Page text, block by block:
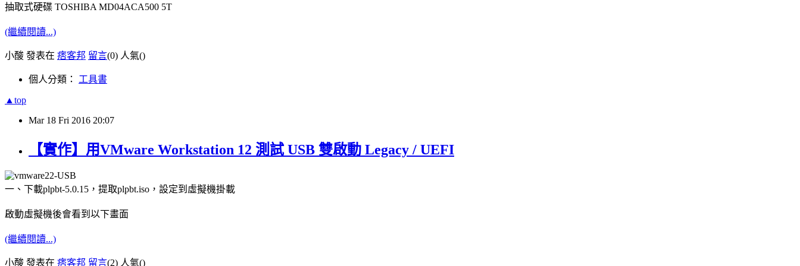
抽取式硬碟 TOSHIBA MD04ACA500 5T
(繼續閱讀...)
小酸 發表在 痞客邦 留言(0) 人氣()
個人分類： 工具書
▲top
Mar 18 Fri 2016 20:07
【實作】用VMware Workstation 12 測試 USB 雙啟動 Legacy / UEFI
一、下載plpbt-5.0.15，提取plpbt.iso，設定到虛擬機掛載
啟動虛擬機後會看到以下畫面
(繼續閱讀...)
小酸 發表在 痞客邦 留言(2) 人氣()